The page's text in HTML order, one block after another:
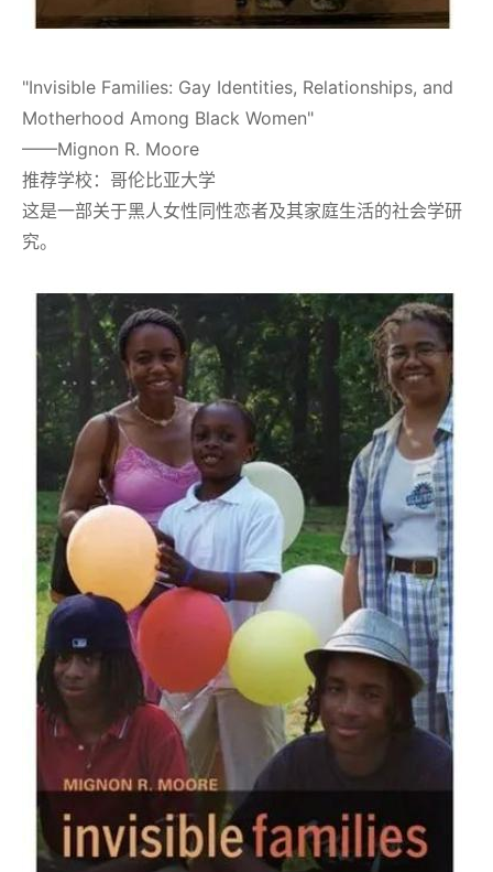
"Invisible Families: Gay Identities, Relationships, and
Motherhood Among Black Women"
——Mignon R. Moore
推荐学校：哥伦比亚大学
这是一部关于黑人女性同性恋者及其家庭生活的社会学研
究。